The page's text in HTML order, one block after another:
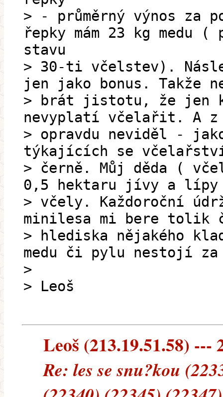
> - průměrný výnos za
řepky mám 23 kg medu (
stavu
> 30-ti včelstev).
jen jako bonus. Takže
> brát jistotu, že jen
nevyplatí včelařit. A z
> opravdu neviděl -
týkajících se
> černě. Můj děda (
0,5 hektaru jívy a lípy
> včely. Každoroční
minilesa mi bere tolik
> hlediska nějakého
medu či pylu nestojí
>
> Leoš
Leoš (213.19.51.58) ---
Re: les se snu?kou